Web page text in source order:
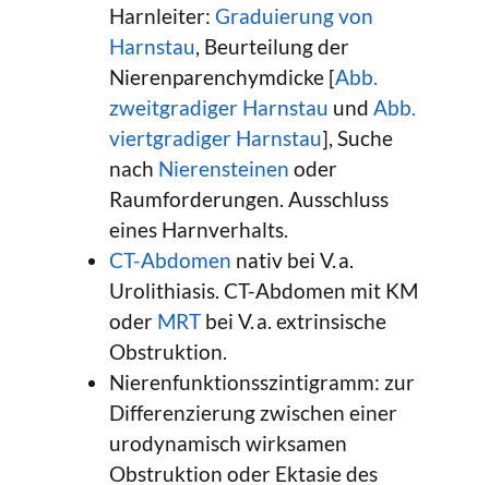
Harnleiter: Graduierung von
Harnstau, Beurteilung der
Nierenparenchymdicke [Abb.
zweitgradiger Harnstau und Abb.
viertgradiger Harnstau], Suche
nach Nierensteinen oder
Raumforderungen. Ausschluss
eines Harnverhalts.
CT-Abdomen nativ bei V. a.
Urolithiasis. CT-Abdomen mit KM
oder MRT bei V. a. extrinsische
Obstruktion.
Nierenfunktionsszintigramm: zur
Differenzierung zwischen einer
urodynamisch wirksamen
Obstruktion oder Ektasie des